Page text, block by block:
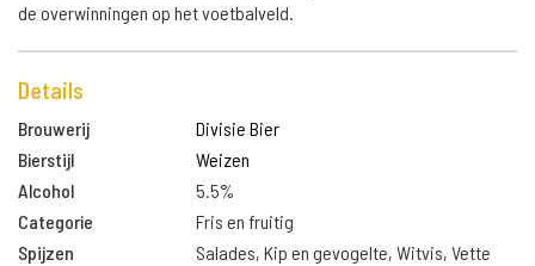
de overwinningen op het voetbalveld.
Details
Brouwerij
Divisie Bier
Bierstijl
Weizen
Alcohol
5.5%
Categorie
Fris en fruitig
Spijzen
Salades, Kip en gevogelte, Witvis, Vette